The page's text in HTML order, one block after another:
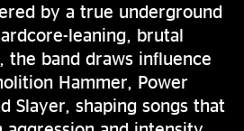
by a true underground
leaning, brutal
the band draws influence
Hammer, Power
Slayer, shaping songs that